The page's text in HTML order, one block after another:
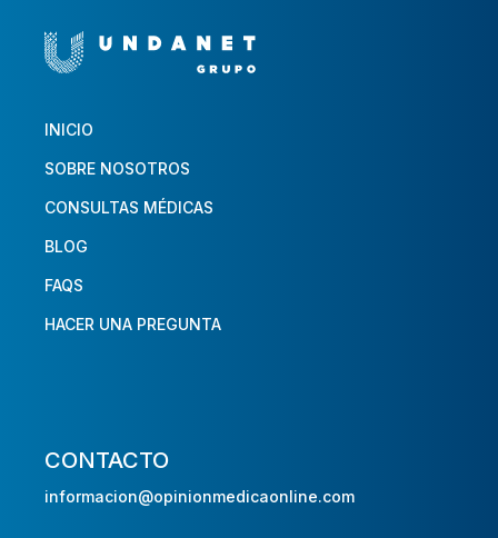
INICIO
SOBRE NOSOTROS
CONSULTAS MÉDICAS
BLOG
FAQS
HACER UNA PREGUNTA
CONTACTO
informacion@opinionmedicaonline.com